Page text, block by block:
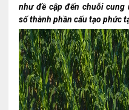
như đề cập đến chuỗi
số thành phần cấu tạo phức